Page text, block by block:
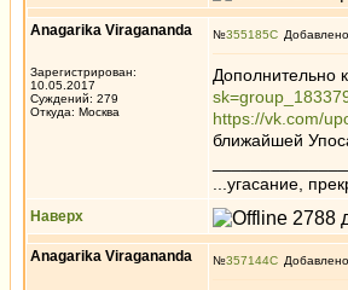
Anagarika Viragananda
Зарегистрирован:
10.05.2017
Суждений: 279
Откуда: Москва
№355185
Дополнительно
https://vk.com/
ближайшей
...угасание,
Наверх
Anagarika Viragananda №357144